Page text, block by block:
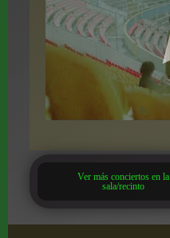
Ver más conciertos en la
sala/recinto